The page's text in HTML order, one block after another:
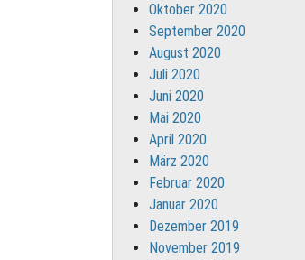
Oktober 2020
September 2020
August 2020
Juli 2020
Juni 2020
Mai 2020
April 2020
März 2020
Februar 2020
Januar 2020
Dezember 2019
November 2019